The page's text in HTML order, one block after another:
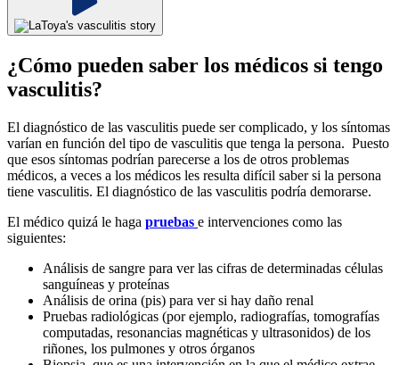
¿Cómo pueden saber los médicos si tengo
vasculitis?
El diagnóstico de las vasculitis puede ser complicado, y los síntomas
varían en función del tipo de vasculitis que tenga la persona. Puesto
que esos síntomas podrían parecerse a los de otros problemas
médicos, a veces a los médicos les resulta difícil saber si la persona
tiene vasculitis. El diagnóstico de las vasculitis podría demorarse.
El médico quizá le haga pruebas e intervenciones como las
siguientes:
Análisis de sangre para ver las cifras de determinadas células
sanguíneas y proteínas
Análisis de orina (pis) para ver si hay daño renal
Pruebas radiológicas (por ejemplo, radiografías, tomografías
computadas, resonancias magnéticas y ultrasonidos) de los
riñones, los pulmones y otros órganos